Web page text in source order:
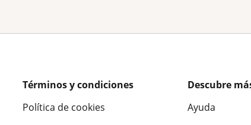
Términos y condiciones
Política de cookies
Descubre
Ayuda